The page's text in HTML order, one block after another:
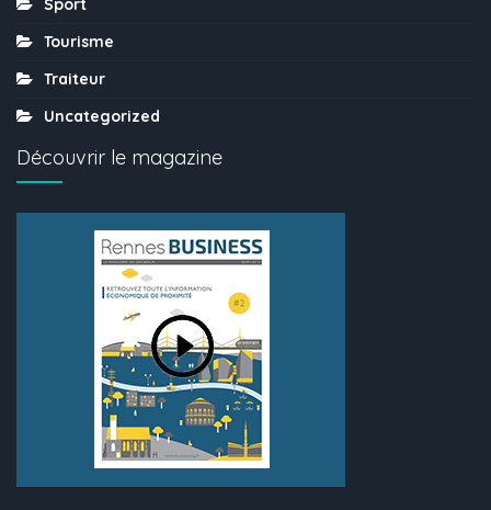
Sport
Tourisme
Traiteur
Uncategorized
Découvrir le magazine